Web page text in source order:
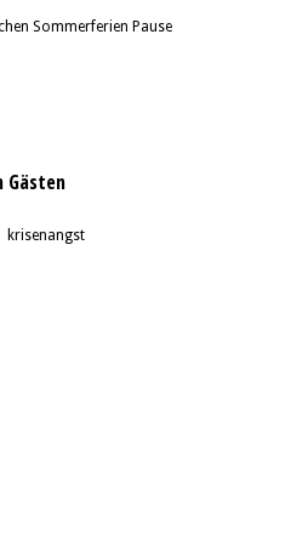
Sommerferien Pause
Gästen